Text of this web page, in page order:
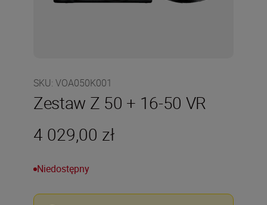
SKU: VOA050K001
Zestaw Z 50 + 16-50 VR
4 029,00 zł
Niedostępny